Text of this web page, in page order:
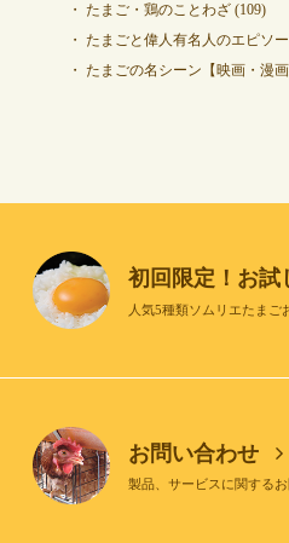
たまご・鶏のことわざ(109)
たまごと偉人有名人のエピソ
たまごの名シーン【映画・漫画
初回限定！お試
人気5種類ソムリエたまご
お問い合わせ
製品、サービスに関する